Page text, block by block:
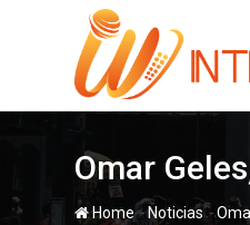
Omar
Home-Noticias-